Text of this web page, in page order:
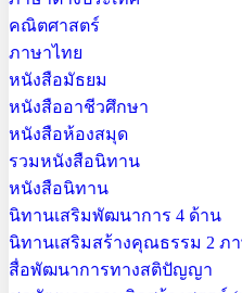
คณิตศาสตร์
ภาษาไทย
หนังสือมัธยม
หนังสืออาชีวศึกษา
หนังสือห้องสมุด
รวมหนังสือนิทาน
หนังสือนิทาน
นิทานเสริมพัฒนาการ 4 ด้าน
นิทานเสริมสร้างคุณธรรม 2 ภ
สื่อพัฒนาการทางสติปัญญา